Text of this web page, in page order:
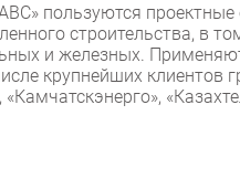
пользуются
строительства, в
и железных.
крупнейших
«Камчатскэнерго»,